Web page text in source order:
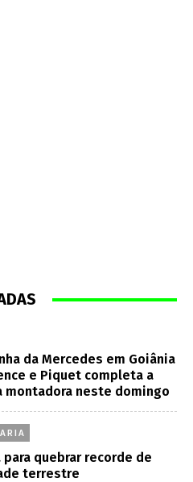
da Mercedes em Goiânia
e Piquet completa a
montadora neste domingo
para quebrar recorde de
terrestre